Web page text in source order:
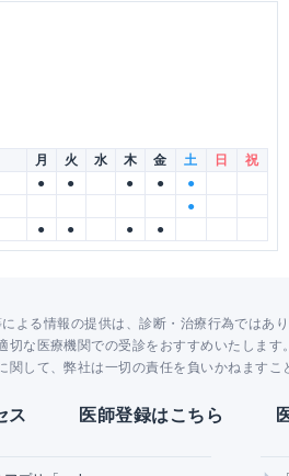
月 火 水 木 金 土 日
祝
● ● ● ●
●
●
● ● ● ●
よる情報の提供は、診断・治療行為ではあり
な医療機関での受診をおすすめいたします。
して、弊社は一切の責任を負いかねますこ
ス 医師登録はこちら